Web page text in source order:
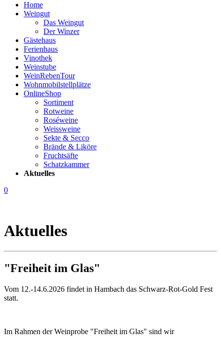
Home
Weingut
Das Weingut
Der Winzer
Gästehaus
Ferienhaus
Vinothek
Weinstube
WeinRebenTour
Wohnmobilstellplätze
OnlineShop
Sortiment
Rotweine
Roséweine
Weissweine
Sekte & Secco
Brände & Liköre
Fruchtsäfte
Schatzkammer
Aktuelles
0
Aktuelles
"Freiheit im Glas"
Vom 12.-14.6.2026 findet in Hambach das Schwarz-Rot-Gold Fest
statt.
Im Rahmen der Weinprobe "Freiheit im Glas" sind wir